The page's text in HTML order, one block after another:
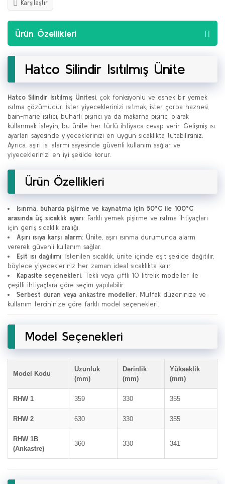
Karşılaştır
Ürün Özellikleri
Hatco Silindir Isıtılmış Ünite
Hatco Silindir Isıtılmış Ünitesi, çok fonksiyonlu ve esnek bir yemek
ısıtma çözümüdür. İster yiyeceklerinizi ısıtmak, ister çorba haznesi,
bain-marie ısıtıcı, buharlı pişirici ya da makarna pişirici olarak
kullanmak isteyin, bu ünite her türlü ihtiyaca cevap verir. Gelişmiş ısı
ayarları sayesinde yiyeceklerinizi en uygun sıcaklıkta tutabilirsiniz.
Ayrıca, aşırı ısı alarmı sayesinde güvenli kullanım sağlar ve
yiyeceklerinizi en iyi şekilde korur.
Ürün Özellikleri
Isınma, buharda pişirme ve kaynatma için 50°C ile 100°C
arasında üç sıcaklık ayarı: Farklı yemek pişirme ve ısıtma ihtiyaçları
için geniş sıcaklık aralığı.
Aşırı ısıya karşı alarm: Ünite, aşırı ısınma durumunda alarm
vererek güvenli kullanım sağlar.
Eşit ısı dağılımı: İstenilen sıcaklık, ünite içinde eşit şekilde dağıtılır,
böylece yiyecekleriniz her zaman ideal sıcaklıkta kalır.
Kapasite seçenekleri: Tekli veya çiftli 10 litrelik modeller ile
çeşitli ihtiyaçlara göre seçim yapılabilir.
Serbest duran veya ankastre modeller: Mutfak düzeninize ve
kullanım tercihinize göre farklı model seçenekleri.
Model Seçenekleri
Model Kodu
Uzunluk
(mm)
Derinlik
(mm)
Yükseklik
(mm)
RHW 1 359 330 355
RHW 2 630 330 355
RHW 1B
(Ankastre)
360 330 341